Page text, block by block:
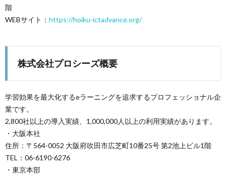
階
WEBサイト： https://hoiku-ictadvance.org/
株式会社プロシーズ概要
学習効果を最大化するeラーニングを追求するプロフェッショナル企
業です。
2,800社以上の導入実績、1,000,000人以上の利用実績があります。
・大阪本社
住所：〒564-0052 大阪府吹田市広芝町10番25号 第2池上ビル1階
TEL：06-6190-6276
・東京本部